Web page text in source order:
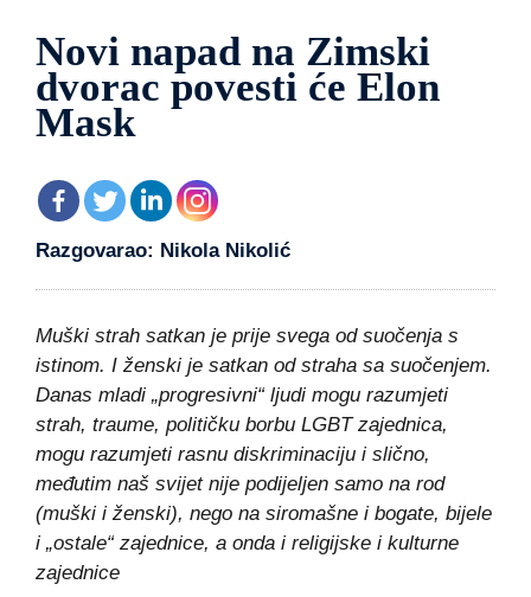
Novi napad na Zimski
dvorac povesti će Elon
Mask
Razgovarao: Nikola Nikolić
Muški strah satkan je prije svega od suočenja s
istinom. I ženski je satkan od straha sa suočenjem.
Danas mladi „progresivni“ ljudi mogu razumjeti
strah, traume, političku borbu LGBT zajednica,
mogu razumjeti rasnu diskriminaciju i slično,
međutim naš svijet nije podijeljen samo na rod
(muški i ženski), nego na siromašne i bogate, bijele
i „ostale“ zajednice, a onda i religijske i kulturne
zajednice